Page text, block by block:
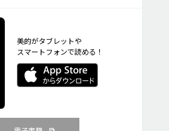
美的がタブレットや
スマートフォンで読める！